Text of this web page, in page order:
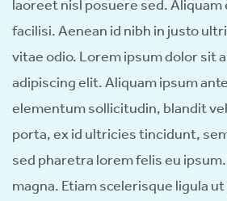
laoreet nisl posuere sed.
facilisi. Aenean id nibh in justo
vitae odio. Lorem ipsum dolor sit
adipiscing elit. Aliquam ipsum
elementum sollicitudin, blandit
porta, ex id ultricies tincidunt,
sed pharetra lorem felis eu
magna. Etiam scelerisque ligula